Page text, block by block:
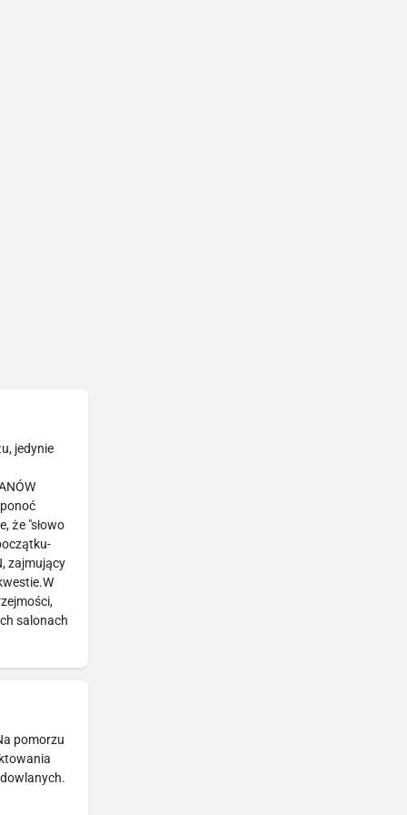
jedynie
że "słowo
zajmujący
salonach
pomorzu